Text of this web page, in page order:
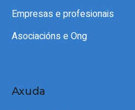
Empresas e profesionais
Asociacións e Ong
Axuda